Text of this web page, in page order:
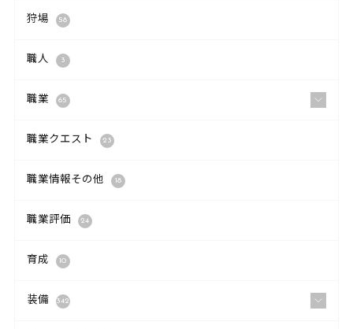
狩場 58
職人 3
職業 65
職業クエスト 23
職業情報その他 18
職業評価 24
育成 10
装備 342